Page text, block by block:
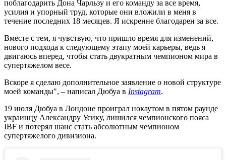
поблагодарить Дона Чарльзу и его команду за все время,
усилия и упорный труд, которые они вложили в меня в
течение последних 18 месяцев. Я искренне благодарен за все.
Вместе с тем, я чувствую, что пришло время для изменений,
нового подхода к следующему этапу моей карьеры, ведь я
двигаюсь вперед, чтобы стать двукратным чемпионом мира в
супертяжелом весе.
Вскоре я сделаю дополнительное заявление о новой структуре
моей команды", – написал Дюбуа в Instagram.
19 июля Дюбуа в Лондоне проиграл нокаутом в пятом раунде
украинцу Александру Усику, лишился чемпионского пояса
IBF и потерял шанс стать абсолютным чемпионом
супертяжелого дивизиона.